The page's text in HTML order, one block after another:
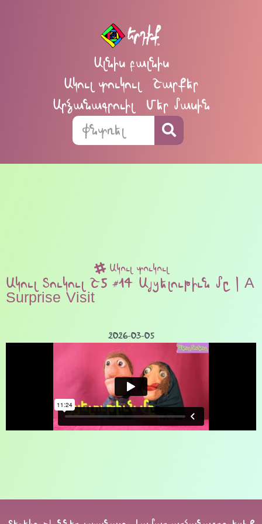
Ալնիս բալնիս
Ակուլ տուկուլ
Շարքեր
Արձանագրուիլ
Մեր մասին
Ակուլ տուկուլ
Ակուլ Տուկուլ Շ5 #14 Այցելութիւն մը | A
Surprise Visit
2026-03-05